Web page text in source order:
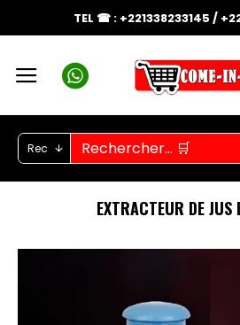
TEL ☎ : +221338233145 /
Rec
EXTRACTEUR DE